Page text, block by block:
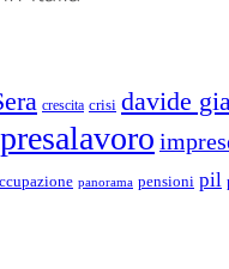
crescita crisi davide
panorama pensioni pil